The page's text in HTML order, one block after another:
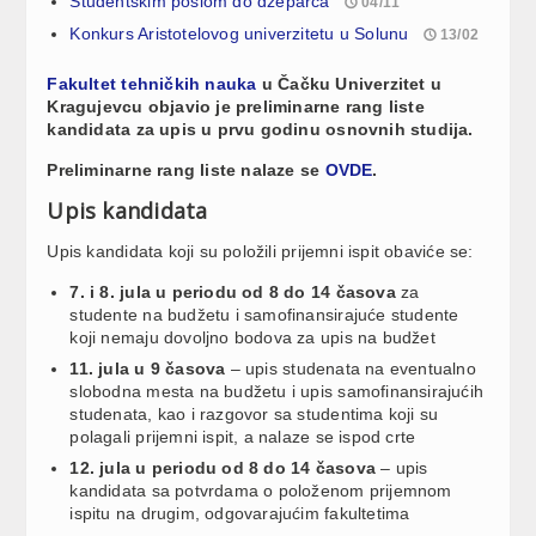
Konkurs Aristotelovog univerzitetu u Solunu 13/02
Fakultet tehničkih nauka u Čačku Univerzitet u
Kragujevcu objavio je preliminarne rang liste
kandidata za upis u prvu godinu osnovnih studija.
Preliminarne rang liste nalaze se OVDE.
Upis kandidata
Upis kandidata koji su položili prijemni ispit obaviće se:
7. i 8. jula u periodu od 8 do 14 časovaza
studente na budžetu i samofinansirajuće studente
koji nemaju dovoljno bodova za upis na budžet
11. jula u 9 časova – upis studenata na eventualno
slobodna mesta na budžetu i upis samofinansirajućih
studenata, kao i razgovor sa studentima koji su
polagali prijemni ispit, a nalaze se ispod crte
12. jula u periodu od 8 do 14 časova– upis
kandidata sa potvrdama o položenom prijemnom
ispitu na drugim, odgovarajućim fakultetima